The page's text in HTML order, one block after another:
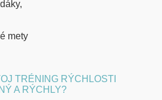
mety
TRÉNING RÝCHLOSTI
A RÝCHLY?